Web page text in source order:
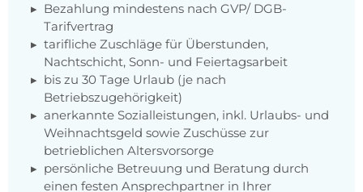
Bezahlung mindestens nach GVP/ DGB-
Tarifvertrag
tarifliche Zuschläge für Überstunden,
Nachtschicht, Sonn- und Feiertagsarbeit
bis zu 30 Tage Urlaub (je nach
Betriebszugehörigkeit)
anerkannte Sozialleistungen, inkl. Urlaubs- und
Weihnachtsgeld sowie Zuschüsse zur
betrieblichen Altersvorsorge
persönliche Betreuung und Beratung durch
einen festen Ansprechpartner in Ihrer